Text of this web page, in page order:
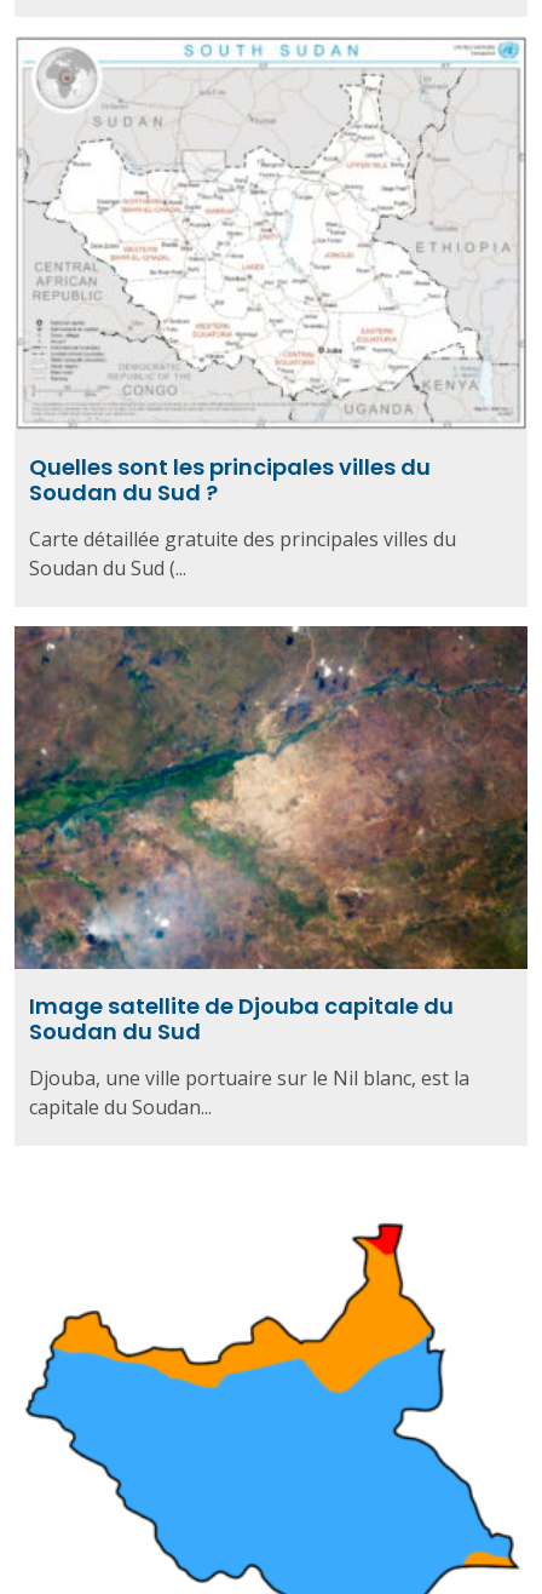
Quelles sont les principales villes du
Soudan du Sud ?
Carte détaillée gratuite des principales villes du
Soudan du Sud (...
Image satellite de Djouba capitale du
Soudan du Sud
Djouba, une ville portuaire sur le Nil blanc, est la
capitale du Soudan...